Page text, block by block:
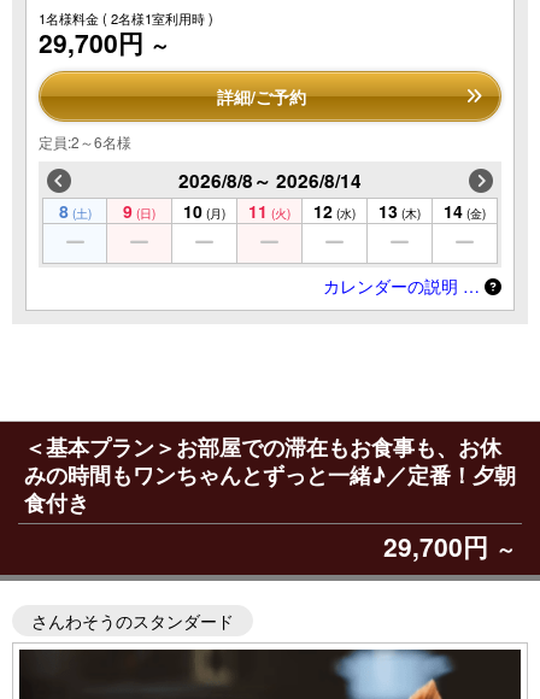
1名様料金( 2名様1室利用時 )
29,700円 ～
詳細/ご予約
定員:2～6名様
2026/8/8～ 2026/8/14
8 (土) 9 (日) 10 (月) 11 (火) 12 (水) 13 (木) 14 (金)
カレンダーの説明 …
＜基本プラン＞お部屋での滞在もお食事も、お休
みの時間もワンちゃんとずっと一緒♪／定番！夕朝
食付き
29,700円 ～
さんわそうのスタンダード